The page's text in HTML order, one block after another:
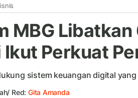
MBG
Perkuat
sistem keuangan digital
Red: Gita Amanda